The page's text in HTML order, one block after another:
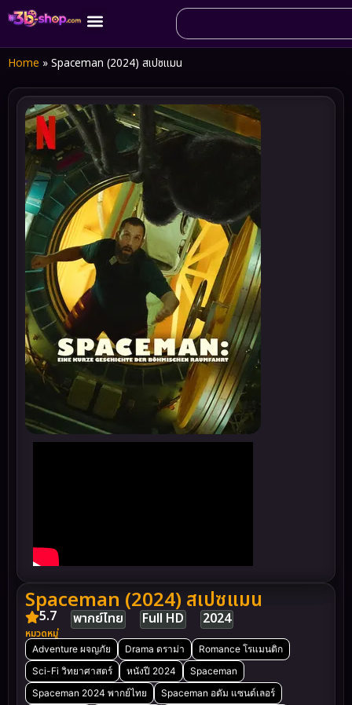
Home » Spaceman (2024) สเปซแมน
Spaceman (2024) สเปซแมน
5.7 พากย์ไทย Full HD 2024
หมวดหมู่
Adventure ผจญภัย Drama ดราม่า
Romance โรแมนติก
Sci-Fi วิทยาศาสตร์
หนังปี 2024
Spaceman
Spaceman 2024 พากย์ไทย
Spaceman อดัม แซนด์เลอร์